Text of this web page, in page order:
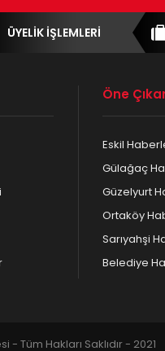
ÜYELİK İŞLEMLERİ
Öne
Eskil
Gülağaç
Güzelyurt
Ortaköy
Sarıyahşi
Belediye
Tüm Hakları Saklıdır - 2021